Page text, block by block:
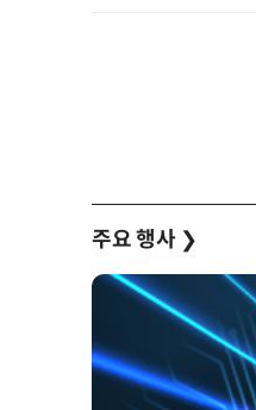
주요 행사 ❯